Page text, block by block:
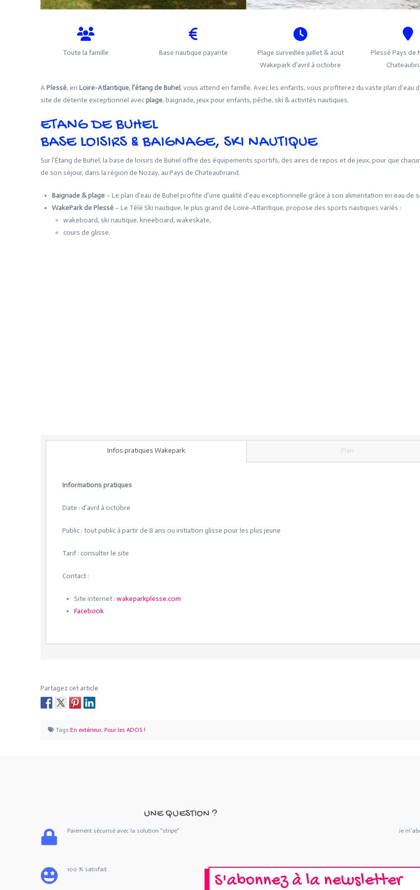
Toute la famille Base nautique payante
Plage surveillée juillet & aout
Wakepark d’avril à octobre
Plessé Pays de
A Plessé, en Loire-Atlantique, l’étang de Buhel, vous attend en famille. Avec les enfants, vous profiterez du vaste plan d’eau
site de détente exceptionnel avecplage, baignade, jeux pour enfants, pêche, ski & activités nautiques.
ETANG DE BUHEL
BASE LOISIRS & BAIGNAGE, SKI NAUTIQUE
Sur l’Étang de Buhel, la base de loisirs de Buhel offre des équipements sportifs, des aires de repos et de jeux, pour que
de son séjour, dans la région de Nozay, au Pays de Chateaubriand.
Baignade & plage – Le plan d’eau de Buhel profite d’une qualité d’eau exceptionnelle grâce à son alimentation en eau de
WakePark de Plessé – Le Télé Ski nautique, le plus grand de Loire-Atlantique, propose des sports nautiques variés :
wakeboard, ski nautique, kneeboard, wakeskate,
cours de glisse.
Infos pratiques Wakepark Plan
Informations pratiques
Date : d’avril à octobre
Public : tout public à partir de 8 ans ou initiation glisse pour les plus jeune
Tarif : consulter le site
Contact :
Site internet : wakeparkplesse.com
Facebook
Partagez cet article
Tags:En extérieur, Pour les ADOS !
UNE QUESTION ?
Paiement sécurisé avec la solution "stripe"
100 % satisfait
Je
S'abonnez à la newsletter